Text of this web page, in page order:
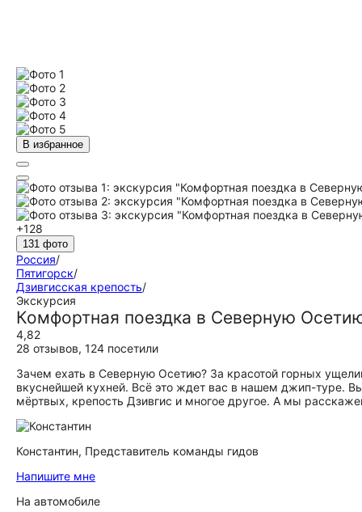
В избранное
+128
131 фото
Россия/
Пятигорск/
Дзивгисская крепость/
Экскурсия
Комфортная поездка в Северную
4,82
28 отзывов, 124 посетили
Зачем ехать в Северную Осетию? За красотой горных
вкуснейшей кухней. Всё это ждет вас в нашем джип-туре.
мёртвых, крепость Дзивгис и многое другое. А мы
Константин, Представитель команды гидов
Напишите мне
На автомобиле